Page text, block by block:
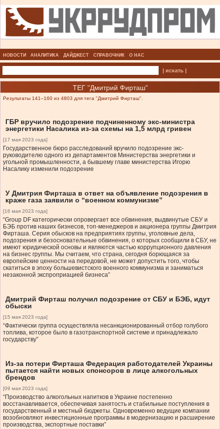
НОВОСТИ АНАЛИТИКА ДАЙДЖЕСТ СПРАВОЧНИК О НАС
| искать |
ТЕГ "Дмитрий Фирташ"
Результаты 141–160 из 4803 для тега "Дмитрий Фирташ".
ГБР вручило подозрение подчиненному экс-министра
энергетики Насалика из-за схемы на 1,5 млрд гривен
[17 мая 2023 года]
Государственное бюро расследований вручило подозрение экс-
руководителю одного из департаментов Министерства энергетики и
угольной промышленности, а бывшему главе министерства Игорю
Насалику изменили подозрение
У Дмитрия Фирташа в ответ на объявление подозрения в
краже газа заявили о “военном коммунизме”
[16 мая 2023 года]
“Group DF категорически опровергает все обвинения, выдвинутые СБУ и
БЭБ против наших бизнесов, топ-менеджеров и акционера группы Дмитрия
Фирташа. Серия обысков на предприятиях группы, уголовные дела,
подозрения и безосновательные обвинения, о которых сообщили в СБУ, не
имеют юридической основы и являются частью коррупционного давления
на бизнес группы. Мы считаем, что страна, сегодня борющаяся за
европейские ценности на передовой, не может допустить того, чтобы
скатиться в эпоху большевистского военного коммунизма и заниматься
незаконной экспроприацией бизнеса”
Дмитрий Фирташ получил подозрение от СБУ и БЭБ, идут
обыски
[15 мая 2023 года]
“Фактически группа осуществляла несанкционированный отбор голубого
топлива, которое было в газотранспортной системе и принадлежало
государству”
Из-за потери Фирташа Федерация работодателей Украины
пытается найти новых спонсоров в лице алкогольных
брендов
[09 мая 2023 года]
“Производство алкогольных напитков в Украине постепенно
восстанавливается, обеспечивая занятость и стабильные поступления в
государственный и местный бюджеты. Одновременно ведущие компании
возобновляют инвестиционные программы в модернизацию и расширение
производства, экспортные поставки”